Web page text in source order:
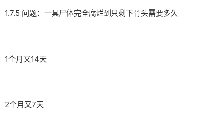
1.7.5 问题：一具尸体完全腐烂到只剩下骨头需要多久
1个月又14天
2个月又7天